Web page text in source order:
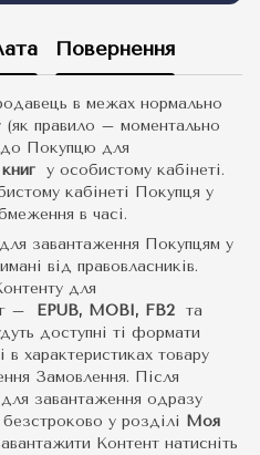
Повернення
в межах нормально
(як правило – моментально
до Покупцю для
у особистому кабінеті.
кабінеті Покупця у
в часі.
завантаження Покупцям у
від правовласників.
для
–
EPUB, MOBI, FB2 та
доступні ті формати
в характеристиках товару
Замовлення. Після
завантаження одразу
у розділі Моя
Контент натисніть